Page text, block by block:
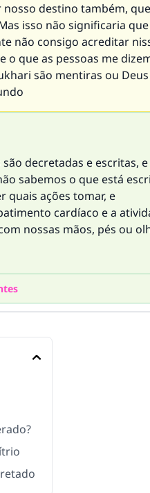
destino também,
isso não significaria que
não consigo acreditar
o que as pessoas me
são mentiras ou
decretadas e escritas, e
sabemos o que está
quais ações tomar, e
cardíaco e a
nossas mãos, pés ou